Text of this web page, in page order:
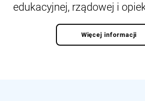
edukacyjnej, rządowej i
Więcej informacji